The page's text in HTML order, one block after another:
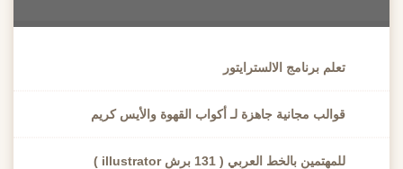
تعلم برنامج الالسترايتور
قوالب مجانية جاهزة لـ أكواب القهوة والأيس كريم
للمهتمين بالخط العربي ( 131 برش illustrator )